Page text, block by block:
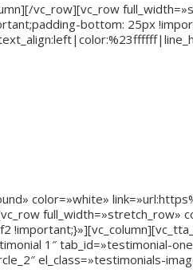
vc_row][vc_row
bottom: 25px
color=»white»
1″ tab_id=»testimonial-
el_class=»testimonials-